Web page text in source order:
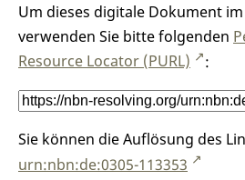
Um dieses digitale Dokument
verwenden Sie bitte folgenden
Resource Locator (PURL)
:
Sie können die Auflösung des
urn:nbn:de:0305-113353